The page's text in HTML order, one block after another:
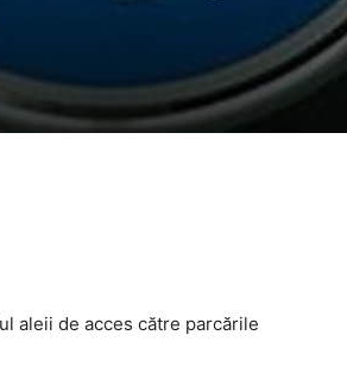
aleii de acces către parcările